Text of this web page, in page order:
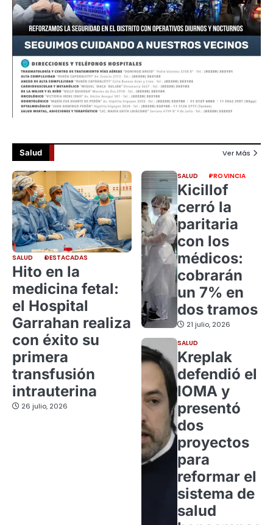
Salud Ver Más
SALUD DESTACADAS
Hito en la
medicina fetal:
el Hospital
Garrahan realiza
con éxito su
primera
transfusión
intrauterina
26 julio, 2026
SALUD PROVINCIA
Kicillof
cerró la
paritaria
con los
médicos:
cobrarán
un 7% en
dos tramos
21 julio, 2026
SALUD
Kreplak
defendió el
IOMA y
presentó
dos
proyectos
para
reformar el
sistema de
salud